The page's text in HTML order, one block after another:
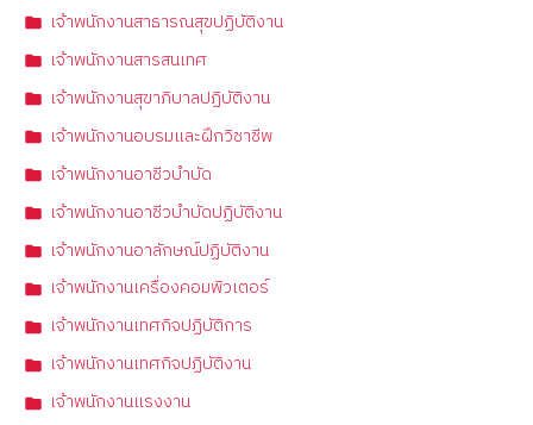
เจ้าพนักงานสาธารณสุขปฏิบัติงาน
เจ้าพนักงานสารสนเทศ
เจ้าพนักงานสุขาภิบาลปฏิบัติงาน
เจ้าพนักงานอบรมและฝึกวิชาชีพ
เจ้าพนักงานอาชีวบำบัด
เจ้าพนักงานอาชีวบำบัดปฏิบัติงาน
เจ้าพนักงานอาลักษณ์ปฏิบัติงาน
เจ้าพนักงานเครื่องคอมพิวเตอร์
เจ้าพนักงานเทศกิจปฏิบัติการ
เจ้าพนักงานเทศกิจปฏิบัติงาน
เจ้าพนักงานแรงงาน